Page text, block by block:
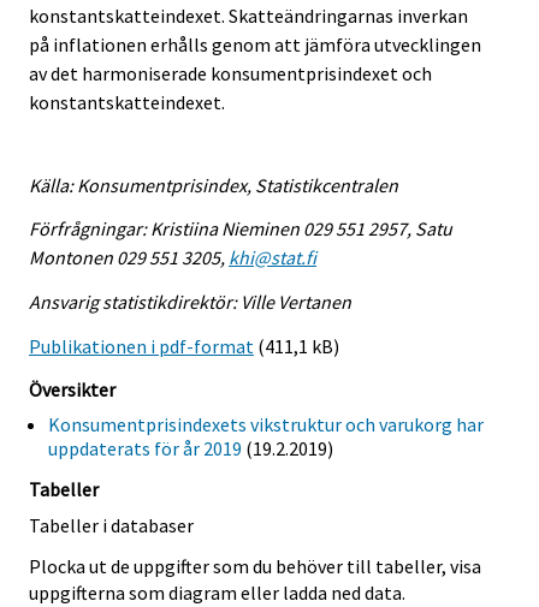
konstantskatteindexet. Skatteändringarnas inverkan
på inflationen erhålls genom att jämföra utvecklingen
av det harmoniserade konsumentprisindexet och
konstantskatteindexet.
Källa: Konsumentprisindex, Statistikcentralen
Förfrågningar: Kristiina Nieminen 029 551 2957, Satu
Montonen 029 551 3205, khi@stat.fi
Ansvarig statistikdirektör: Ville Vertanen
Publikationen i pdf-format (411,1 kB)
Översikter
Konsumentprisindexets vikstruktur och varukorg har
uppdaterats för år 2019 (19.2.2019)
Tabeller
Tabeller i databaser
Plocka ut de uppgifter som du behöver till tabeller, visa
uppgifterna som diagram eller ladda ned data.